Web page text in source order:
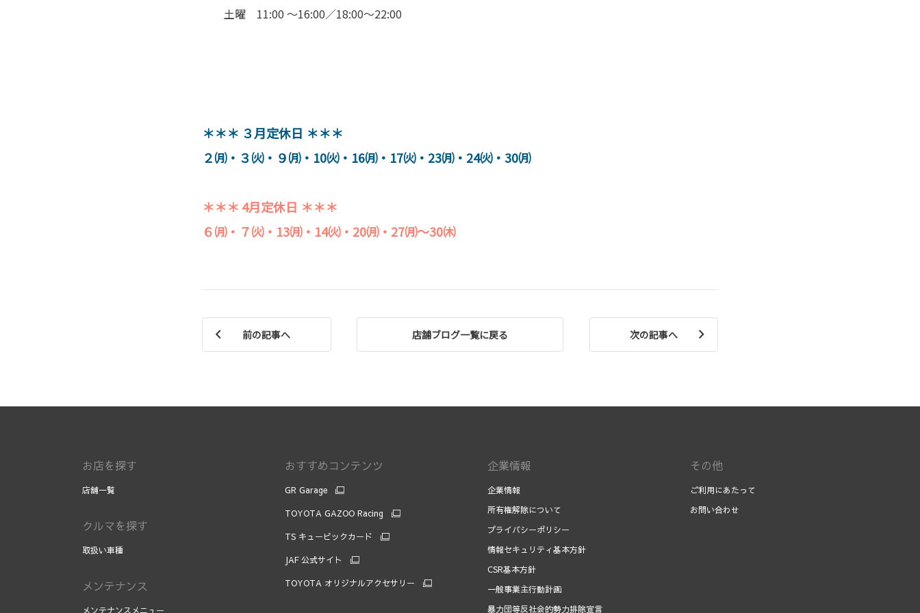
土曜 11:00 ～16:00／18:00～22:00
＊＊＊ ３月定休日 ＊＊＊
２㈪・３㈫・９㈪・10㈫・16㈪・17㈫・23㈪・24㈫・30㈪
＊＊＊ 4月定休日 ＊＊＊
６㈪・７㈫・13㈪・14㈫・20㈪・27㈪～30㈭
前の記事へ 店舗ブログ一覧に戻る 次の記事へ
お店を探す
店舗一覧
クルマを探す
取扱い車種
メンテナンス
メンテナンスメニュー
おすすめコンテンツ
GR Garage
TOYOTA GAZOO Racing
TS キュービックカード
JAF 公式サイト
TOYOTA オリジナルアクセサリー
企業情報
企業情報
所有権解除について
プライバシーポリシー
情報セキュリティ基本方針
CSR基本方針
一般事業主行動計画
暴力団等反社会的勢力排除宣言
その他
ご利用にあたって
お問い合わせ